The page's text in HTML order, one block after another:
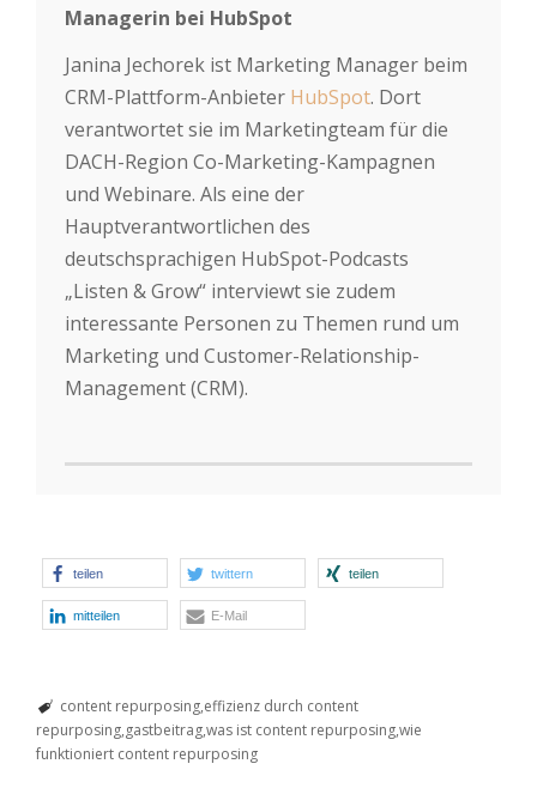
Janina Jechorek ist Marketing Manager beim
CRM-Plattform-Anbieter HubSpot. Dort
verantwortet sie im Marketingteam für die
DACH-Region Co-Marketing-Kampagnen
und Webinare. Als eine der
Hauptverantwortlichen des
deutschsprachigen HubSpot-Podcasts
„Listen & Grow“ interviewt sie zudem
interessante Personen zu Themen rund um
Marketing und Customer-Relationship-
Management (CRM).
teilen twittern teilen
mitteilen E-Mail
content repurposing effizienz durch content
repurposing gastbeitragwas ist content repurposingwie
funktioniert content repurposing